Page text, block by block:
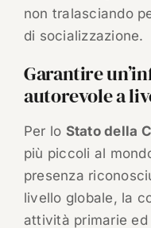
non tralasciando
di socializzazione.
Garantire
autorevole a
Per lo Stato della
più piccoli al
presenza
livello globale, la
attività primarie